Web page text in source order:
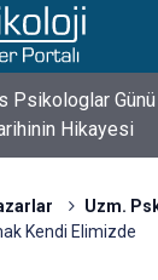
Psikologlar Günü
Hikayesi
Uzm.
Kendi Elimizde